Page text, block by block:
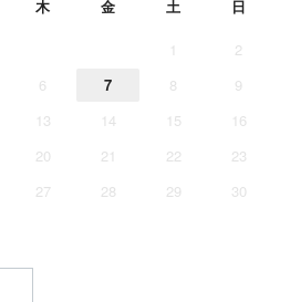
木 金 土 日
1
2
6 7 8
9
13 14 15
16
20 21 22
23
27 28 29
30